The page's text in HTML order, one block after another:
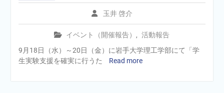
玉井 啓介
イベント（開催報告） , 活動報告
9月18日（水）～20日（金）に岩手大学理工学部にて「学
生実験支援を確実に行うた
Read more